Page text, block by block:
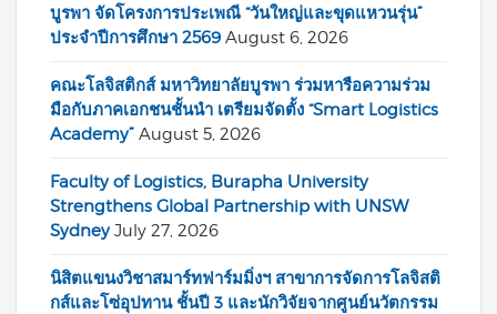
บูรพา จัดโครงการประเพณี “วันใหญ่และขุดแหวนรุ่น”
ประจำปีการศึกษา 2569 August 6, 2026
คณะโลจิสติกส์ มหาวิทยาลัยบูรพา ร่วมหารือความร่วม
มือกับภาคเอกชนชั้นนำ เตรียมจัดตั้ง “Smart Logistics
Academy” August 5, 2026
Faculty of Logistics, Burapha University
Strengthens Global Partnership with UNSW
Sydney July 27, 2026
นิสิตแขนงวิชาสมาร์ทฟาร์มมิ่งฯ สาขาการจัดการโลจิสติ
กส์และโซ่อุปทาน ชั้นปี 3 และนักวิจัยจากศูนย์นวัตกรรม